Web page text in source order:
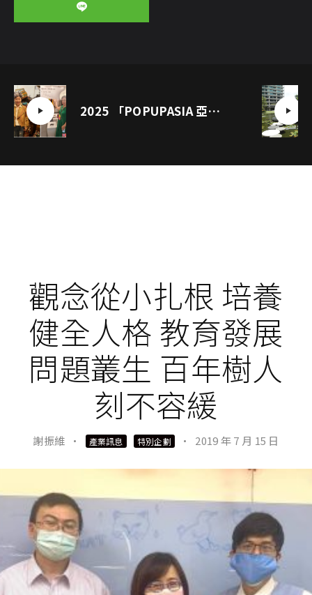
2025 「POPUPASIA 亞洲手創暨生活展」讓喜歡的事成為生活 真實之名 原創之光
觀念從小扎根 培養
健全人格 教育發展
問題叢生 百年樹人
刻不容緩
謝振維 · 產業訊息 特別企劃 · 2019 年 7 月 15 日